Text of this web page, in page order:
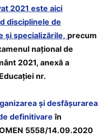
2021 este aici
disciplinele de
şi specializările, precum
naţional de
2021, anexă a
nr.
şi desfăşurarea
definitivare în
5558/14.09.2020